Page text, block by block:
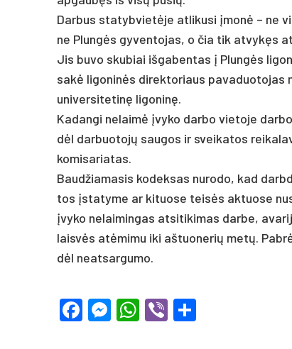
Dar­bus sta­tyb­vietė­je at­li­ku­si įmonė – ne
ne Plungės gy­ven­to­jas, o čia tik at­vykęs
Jis bu­vo sku­biai iš­ga­ben­tas į Plungės
sakė li­go­ninės di­rek­to­riaus pa­va­duo­to­jas
uni­ver­si­te­tinę li­go­ninę.
Ka­dan­gi ne­laimė įvy­ko dar­bo vie­to­je
dėl dar­buo­tojų sau­gos ir svei­ka­tos
ko­mi­sa­ria­tas.
Baud­žia­ma­sis ko­dek­sas nu­ro­do, kad
tos įsta­ty­me ar ki­tuo­se teisės ak­tuo­se
įvy­ko ne­lai­min­gas at­si­ti­ki­mas dar­be,
laisvės at­ėmi­mu iki aš­tuo­ne­rių metų.
dėl neat­sar­gu­mo.
Facebook
Messenger
WhatsApp
Viber